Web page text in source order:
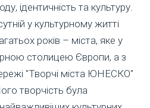
ідентичність та культуру.
у культурному житті
років – міста, яке у
столицею Європи, а з
"Творчі міста ЮНЕСКО"
творчість була